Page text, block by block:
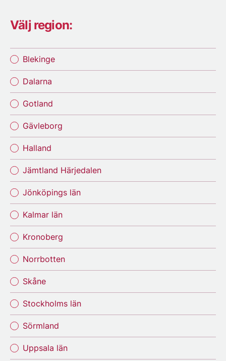
Välj region:
Blekinge
Dalarna
Gotland
Gävleborg
Halland
Jämtland Härjedalen
Jönköpings län
Kalmar län
Kronoberg
Norrbotten
Skåne
Stockholms län
Sörmland
Uppsala län